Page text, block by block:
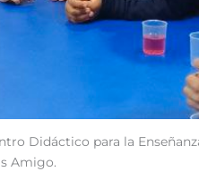
Didáctico para la
Amigo.